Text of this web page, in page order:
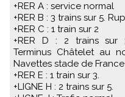
+RER A : service normal
+RER B : 3 trains sur 5.
+RER C : 1 train sur 2
+RER D : 2 trains sur
Terminus Châtelet au
Navettes stade de
+RER E : 1 train sur 3.
+LIGNE H : 2 trains sur 5.